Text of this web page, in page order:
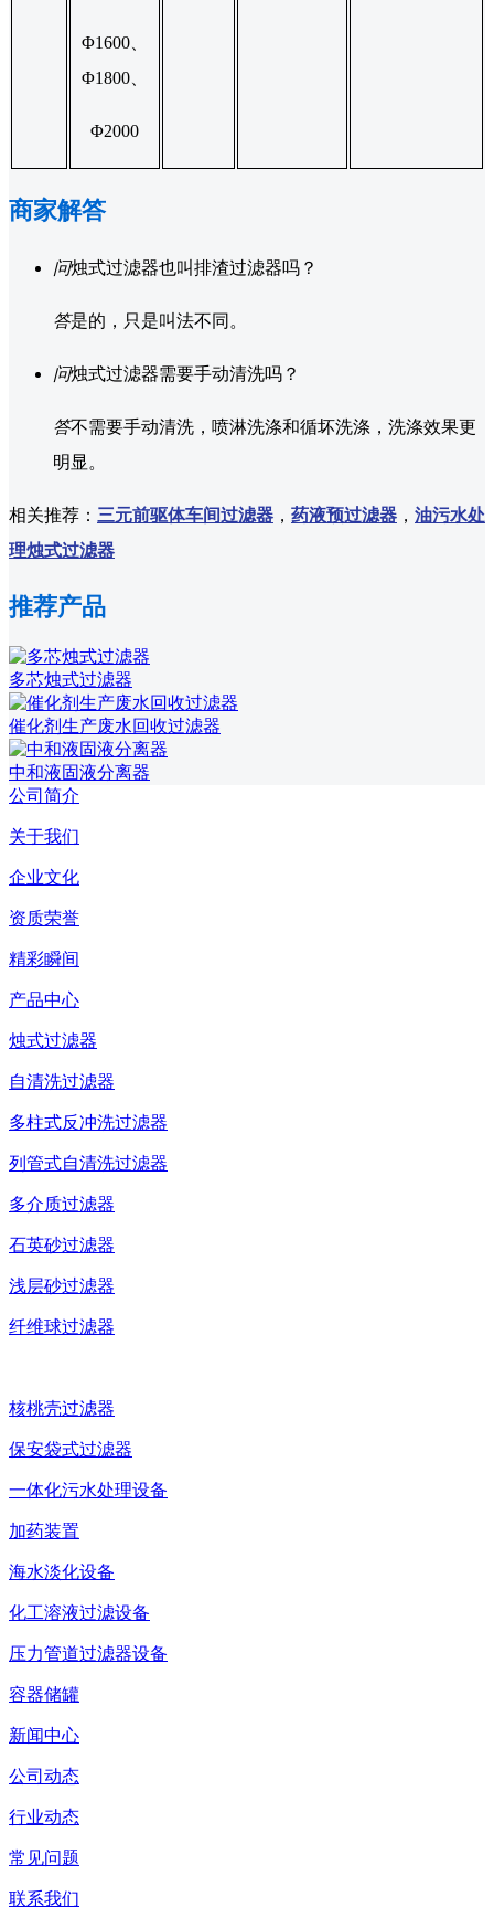
Φ1600、
Φ1800、
Φ2000
商家解答
问烛式过滤器也叫排渣过滤器吗？
答是的，只是叫法不同。
问烛式过滤器需要手动清洗吗？
答不需要手动清洗，喷淋洗涤和循坏洗涤，洗涤效果更
明显。
相关推荐： 三元前驱体车间过滤器 ， 药液预过滤器 ， 油污水处
理烛式过滤器
推荐产品
多芯烛式过滤器
催化剂生产废水回收过滤器
中和液固液分离器
公司简介
关于我们
企业文化
资质荣誉
精彩瞬间
产品中心
烛式过滤器
自清洗过滤器
多柱式反冲洗过滤器
列管式自清洗过滤器
多介质过滤器
石英砂过滤器
浅层砂过滤器
纤维球过滤器
核桃壳过滤器
保安袋式过滤器
一体化污水处理设备
加药装置
海水淡化设备
化工溶液过滤设备
压力管道过滤器设备
容器储罐
新闻中心
公司动态
行业动态
常见问题
联系我们